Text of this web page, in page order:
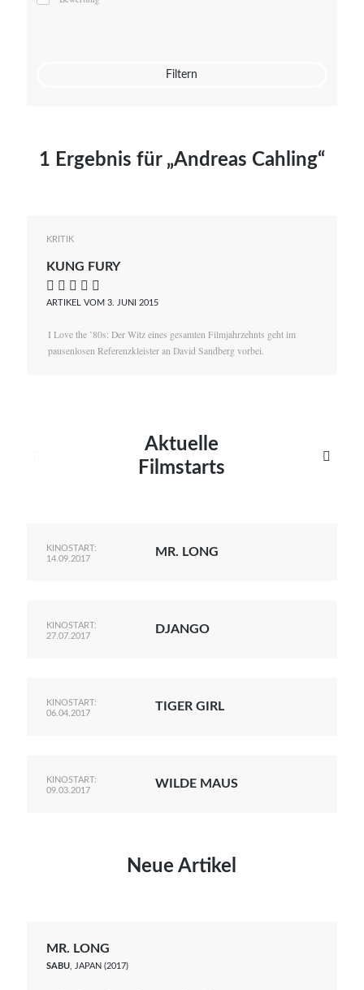
Mato von Vogelstein
Filtern
1 Ergebnis für „Andreas Cahling“
KRITIK
KUNG FURY
    
ARTIKEL VOM 3. JUNI 2015
I Love the ’80s: Der Witz eines gesamten Filmjahrzehnts geht im
pausenlosen Referenzkleister an David Sandberg vorbei.
Aktuelle
Filmstarts

KINOSTART:
14.09.2017
MR. LONG
KINOSTART:
27.07.2017
DJANGO
KINOSTART:
06.04.2017
TIGER GIRL
KINOSTART:
09.03.2017
WILDE MAUS
Neue Artikel
MR. LONG
SABU, JAPAN (2017)